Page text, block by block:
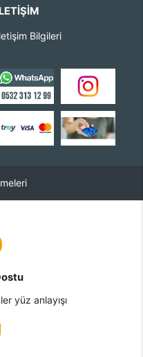
Bilgileri
yüz anlayışı